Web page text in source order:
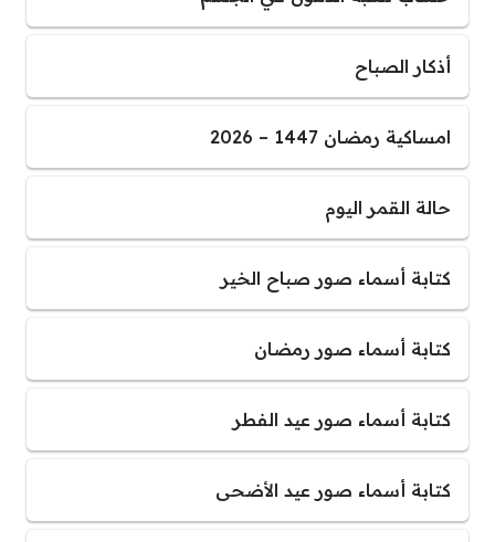
أذكار الصباح
امساكية رمضان 1447 – 2026
حالة القمر اليوم
كتابة أسماء صور صباح الخير
كتابة أسماء صور رمضان
كتابة أسماء صور عيد الفطر
كتابة أسماء صور عيد الأضحى